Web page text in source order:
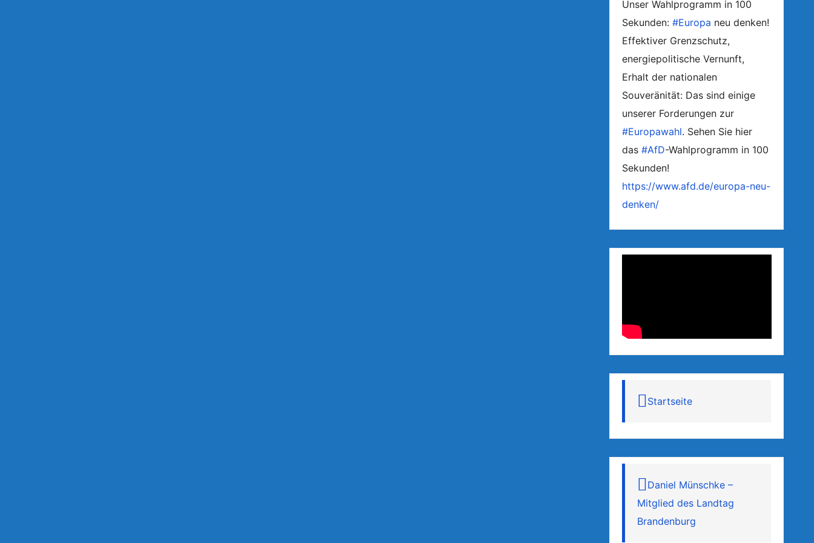
Unser Wahlprogramm in 100
Sekunden: #Europa neu denken!
Effektiver Grenzschutz,
energiepolitische Vernunft,
Erhalt der nationalen
Souveränität: Das sind einige
unserer Forderungen zur
#Europawahl. Sehen Sie hier
das #AfD-Wahlprogramm in 100
Sekunden!
https://www.afd.de/europa-neu-
denken/
Startseite
Daniel Münschke –
Mitglied des Landtag
Brandenburg